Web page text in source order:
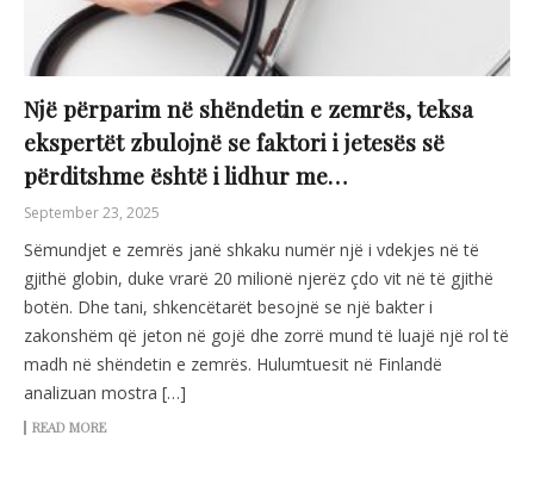
Një përparim në shëndetin e zemrës, teksa
ekspertët zbulojnë se faktori i jetesës së
përditshme është i lidhur me…
September 23, 2025
Sëmundjet e zemrës janë shkaku numër një i vdekjes në të
gjithë globin, duke vrarë 20 milionë njerëz çdo vit në të gjithë
botën. Dhe tani, shkencëtarët besojnë se një bakter i
zakonshëm që jeton në gojë dhe zorrë mund të luajë një rol të
madh në shëndetin e zemrës. Hulumtuesit në Finlandë
analizuan mostra […]
READ MORE